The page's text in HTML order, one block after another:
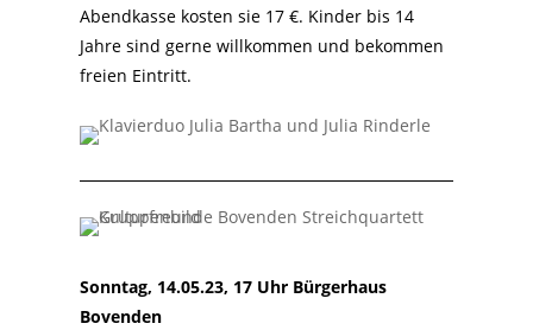
Abendkasse kosten sie 17 €. Kinder bis 14
Jahre sind gerne willkommen und bekommen
freien Eintritt.
Sonntag, 14.05.23, 17 Uhr Bürgerhaus
Bovenden